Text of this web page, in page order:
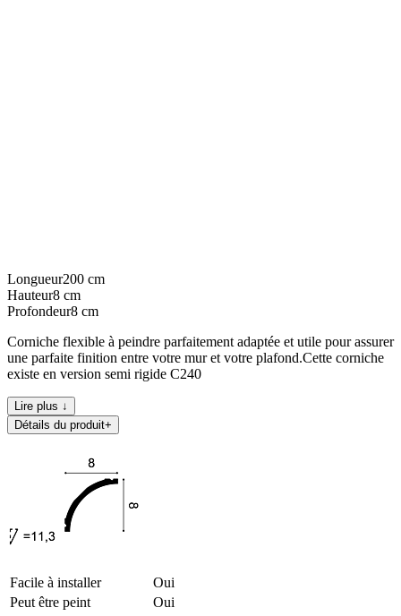
Longueur200 cm
Hauteur8 cm
Profondeur8 cm
Corniche flexible à peindre parfaitement adaptée et utile pour assurer
une parfaite finition entre votre mur et votre plafond.Cette corniche
existe en version semi rigide C240
Lire plus ↓
Détails du produit+
Facile à installer
Oui
Peut être peint
Oui